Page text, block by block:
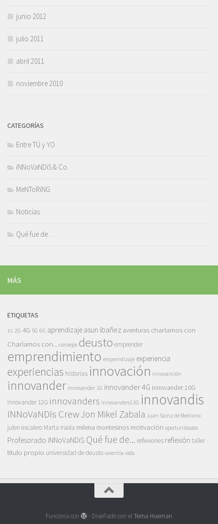
junio 2012
julio 2011
abril 2011
noviembre 2010
CATEGORÍAS
Entre TÚ y YO
iNNoVaNDiS & Co.
MeNToRiNG
Noticias
Qué fue de…
MÁS
ETIQUETAS
1G 2G 4G 5G 6G aprendizaje asun ibañez aventuras charlamos con
Charlamos con... consejos deusto emprender
emprendimiento emprendizaje experiencia
experiencias historias innovación innovanción
innovander innovander 1G innovander 4G innovander 10G
innovander 12G innovanders innovanders13G innovandis
iNNoVaNDis CrewJon Mikel Zabala Juan Sainz de Medrano
julen escalero Marta Iraola milena montesinos motivación oportunidades
Profesorado iNNoVaNDiS Qué fue de... reflexiones reflexión taller
titulo propio universidad de deusto valentía vida
Funciona con - Diseñado con elTema Hueman